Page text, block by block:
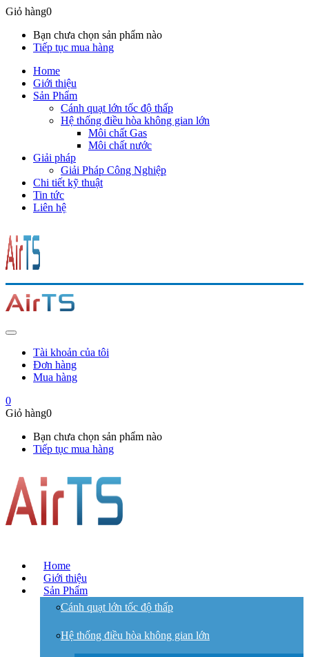
Giỏ hàng0
Bạn chưa chọn sản phẩm nào
Tiếp tục mua hàng
Home
Giới thiệu
Sản Phẩm
Cánh quạt lớn tốc độ thấp
Hệ thống điều hòa không gian lớn
Môi chất Gas
Môi chất nước
Giải pháp
Giải Pháp Công Nghiệp
Chi tiết kỹ thuật
Tin tức
Liên hệ
Tài khoản của tôi
Đơn hàng
Mua hàng
0
Giỏ hàng0
Bạn chưa chọn sản phẩm nào
Tiếp tục mua hàng
Home
Giới thiệu
Sản Phẩm
Cánh quạt lớn tốc độ thấp
Hệ thống điều hòa không gian lớn